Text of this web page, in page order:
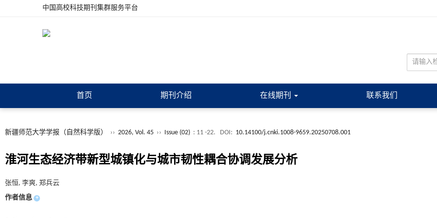
中国高校科技期刊集群服务平台
首页 期刊介绍 在线期刊 联系我们
新疆师范大学学报（自然科学版） ›› 2026, Vol. 45 ›› Issue (02) : 11 -22. DOI: 10.14100/j.cnki.1008-9659.20250708.001
淮河生态经济带新型城镇化与城市韧性耦合协调发展分析
张恒, 李爽, 郑兵云
作者信息 +